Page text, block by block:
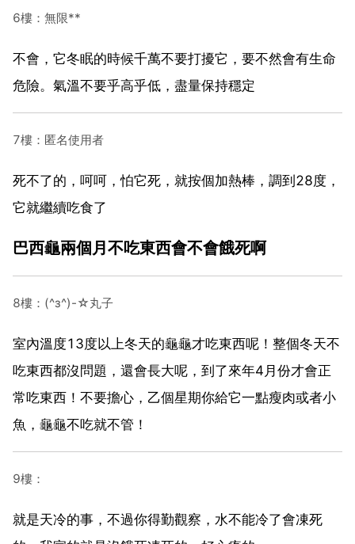
6樓：無限**
不會，它冬眠的時候千萬不要打擾它，要不然會有生命
危險。氣溫不要乎高乎低，盡量保持穩定
7樓：匿名使用者
死不了的，呵呵，怕它死，就按個加熱棒，調到28度，
它就繼續吃食了
巴西龜兩個月不吃東西會不會餓死啊
8樓：(^з^)-☆丸子
室內溫度13度以上冬天的龜龜才吃東西呢！整個冬天不
吃東西都沒問題，還會長大呢，到了來年4月份才會正
常吃東西！不要擔心，乙個星期你給它一點瘦肉或者小
魚，龜龜不吃就不管！
9樓：
就是天冷的事，不過你得勤觀察，水不能冷了會凍死